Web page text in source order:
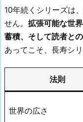
10年続くシリーズは
せん。 拡張可能な世
蓄積、そして読者と
あってこそ、長寿シ
法則
世界の広さ